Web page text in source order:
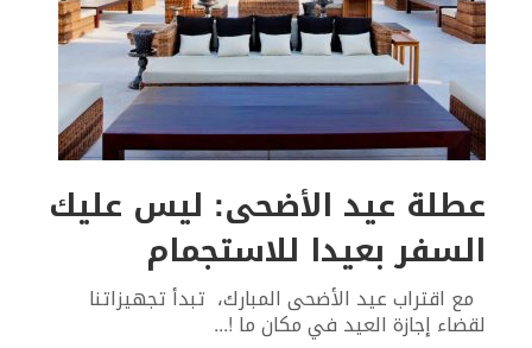
عطلة عيد الأضحى: ليس عليك
السفر بعيدا للاستجمام
مع اقتراب عيد الأضحى المبارك، تبدأ تجهيزاتنا
لقضاء إجازة العيد في مكان ما !...